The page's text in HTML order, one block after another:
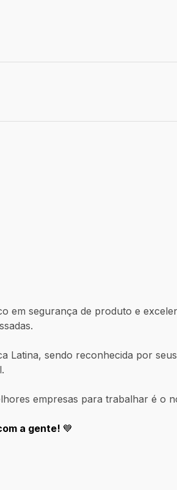
em segurança de produto e
Latina, sendo reconhecida por
empresas para trabalhar é o
a gente! 💙